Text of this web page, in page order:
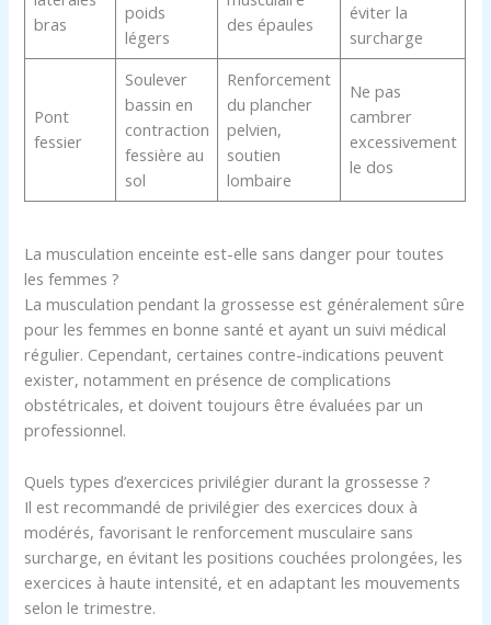
bras
poids
légers
des épaules
éviter la
surcharge
Pont
fessier
Soulever
bassin en
contraction
fessière au
sol
Renforcement
du plancher
pelvien,
soutien
lombaire
Ne pas
cambrer
excessivement
le dos
La musculation enceinte est-elle sans danger pour toutes
les femmes ?
La musculation pendant la grossesse est généralement sûre
pour les femmes en bonne santé et ayant un suivi médical
régulier. Cependant, certaines contre-indications peuvent
exister, notamment en présence de complications
obstétricales, et doivent toujours être évaluées par un
professionnel.
Quels types d’exercices privilégier durant la grossesse ?
Il est recommandé de privilégier des exercices doux à
modérés, favorisant le renforcement musculaire sans
surcharge, en évitant les positions couchées prolongées, les
exercices à haute intensité, et en adaptant les mouvements
selon le trimestre.